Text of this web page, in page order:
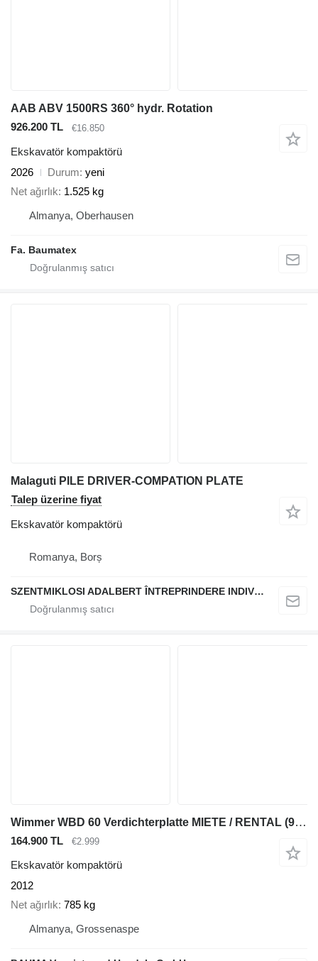
AAB ABV 1500RS 360° hydr. Rotation
926.200 TL
€16.850
Ekskavatör kompaktörü
2026
Durum yeni
Net ağırlık 1.525 kg
Almanya, Oberhausen
Fa. Baumatex
Malaguti PILE DRIVER-COMPATION PLATE
Talep üzerine fiyat
Ekskavatör kompaktörü
Romanya, Borș
SZENTMIKLOSI ADALBERT ÎNTREPRINDERE INDIVIDUALĂ
Wimmer WBD 60 Verdichterplatte MIETE / RENTAL (99002207)
164.900 TL €2.999
Ekskavatör kompaktörü
2012
Net ağırlık 785 kg
Almanya, Grossenaspe